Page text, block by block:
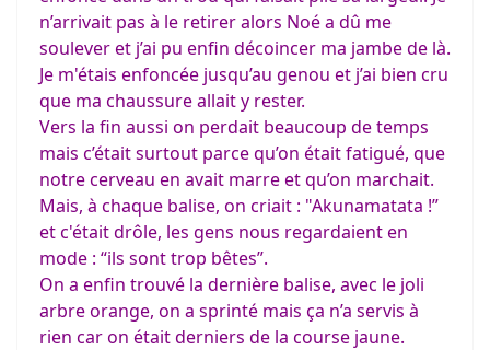
n’arrivait pas à le retirer alors Noé a dû me
soulever et j’ai pu enfin décoincer ma jambe de là.
Je m'étais enfoncée jusqu’au genou et j’ai bien cru
que ma chaussure allait y rester.
Vers la fin aussi on perdait beaucoup de temps
mais c’était surtout parce qu’on était fatigué, que
notre cerveau en avait marre et qu’on marchait.
Mais, à chaque balise, on criait : "Akunamatata !”
et c'était drôle, les gens nous regardaient en
mode : “ils sont trop bêtes”.
On a enfin trouvé la dernière balise, avec le joli
arbre orange, on a sprinté mais ça n’a servis à
rien car on était derniers de la course jaune.